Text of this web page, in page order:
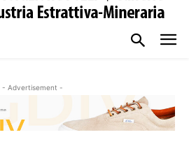
- Advertisement -